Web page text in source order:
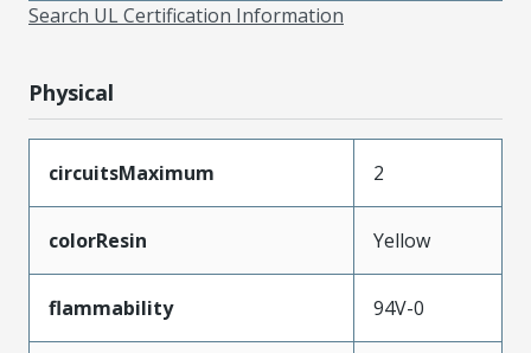
Search UL Certification Information
Physical
circuitsMaximum 2
colorResin Yellow
flammability 94V-0